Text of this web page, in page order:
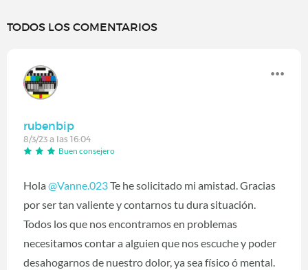
TODOS LOS COMENTARIOS
rubenbip
8/3/23 a las 16:04
Buen consejero
Hola @Vanne.023Te he solicitado mi amistad. Gracias
por ser tan valiente y contarnos tu dura situación.
Todos los que nos encontramos en problemas
necesitamos contar a alguien que nos escuche y poder
desahogarnos de nuestro dolor, ya sea físico ó mental.